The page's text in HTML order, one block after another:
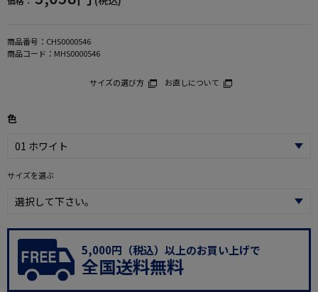
商品番号： CHS0000546
商品コード： MHS0000546
サイズの選び方 お直しについて
色
サイズを選ぶ
5,000円（税込）以上のお買い上げで
全国送料無料